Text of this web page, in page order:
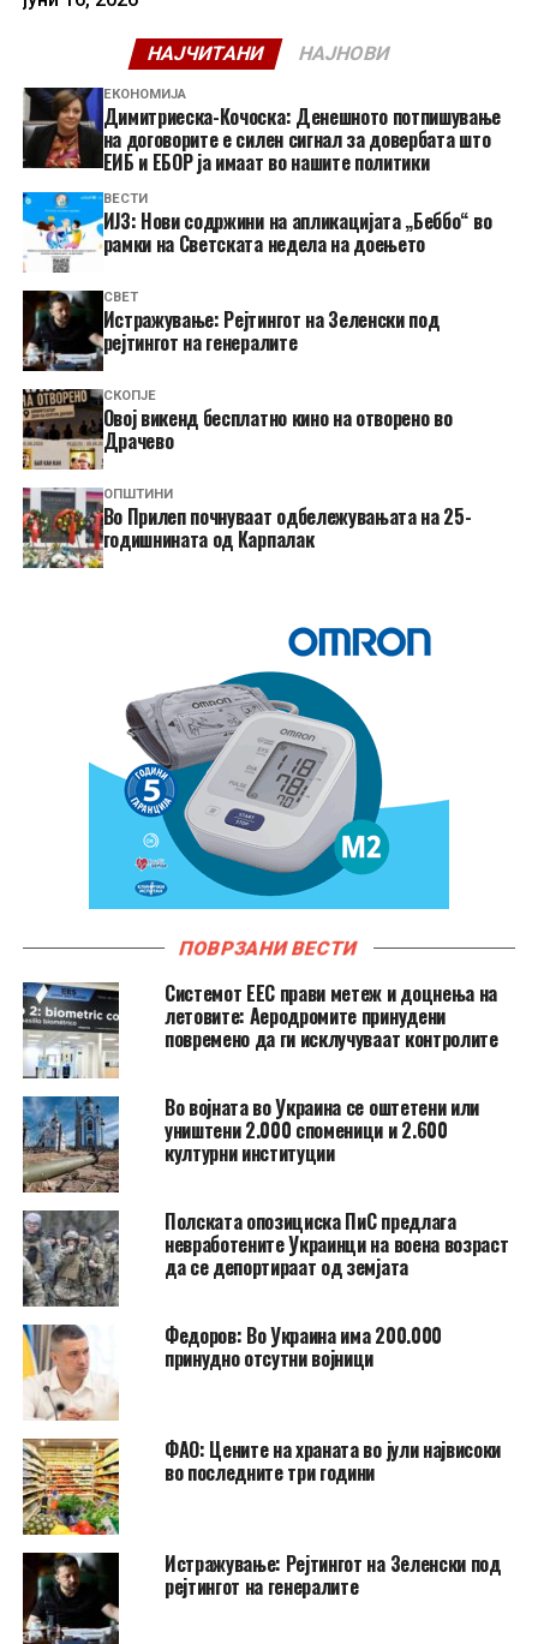
НАЈЧИТАНИ НАЈНОВИ
ЕКОНОМИЈА
Димитриеска-Кочоска: Денешното потпишување
на договорите е силен сигнал за довербата што
ЕИБ и ЕБОР ја имаат во нашите политики
ВЕСТИ
ИЈЗ: Нови содржини на апликацијата „Беббо“ во
рамки на Светската недела на доењето
СВЕТ
Истражување: Рејтингот на Зеленски под
рејтингот на генералите
СКОПЈЕ
​Овој викенд бесплатно кино на отворено во
Драчево
ОПШТИНИ
Во Прилеп почнуваат одбележувањата на 25-
годишнината од Карпалак
ПОВРЗАНИ ВЕСТИ
Системот ЕЕС прави метеж и доцнења на
летовите: Аеродромите принудени
повремено да ги исклучуваат контролите
Во војната во Украина се оштетени или
уништени 2.000 споменици и 2.600
културни институции
Полската опозициска ПиС предлага
невработените Украинци на воена возраст
да се депортираат од земјата
Федоров: Во Украина има 200.000
принудно отсутни војници
ФАО: Цените на храната во јули највисоки
во последните три години
Истражување: Рејтингот на Зеленски под
рејтингот на генералите